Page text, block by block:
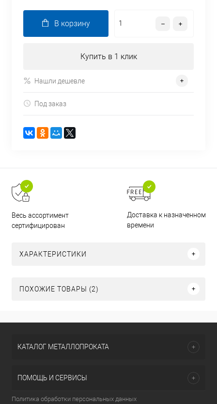
В корзину
Купить в 1 клик
Нашли дешевле
Под заказ
Весь ассортимент
сертифицирован
Доставка к назначенному
времени
ХАРАКТЕРИСТИКИ
ПОХОЖИЕ ТОВАРЫ (2)
КАТАЛОГ МЕТАЛЛОПРОКАТА
ПОМОЩЬ И СЕРВИСЫ
Политика обработки персональных данных